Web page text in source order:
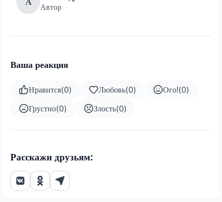
Автор
Ваша реакция
Нравится(0) Любовь(0) Ого!(0)
Грустно(0) Злость(0)
Расскажи друзьям: